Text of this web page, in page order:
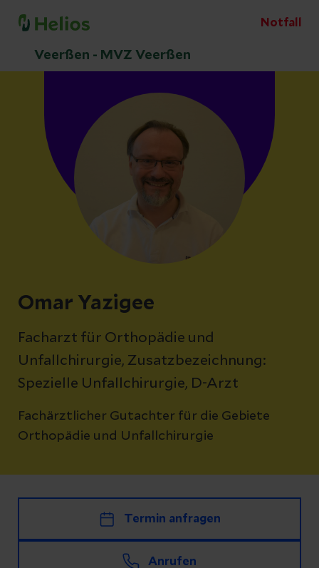
Notfall
Veerßen - MVZ Veerßen
Omar Yazigee
Facharzt für Orthopädie und
Unfallchirurgie, Zusatzbezeichnung:
Spezielle Unfallchirurgie, D-Arzt
Fachärztlicher Gutachter für die Gebiete
Orthopädie und Unfallchirurgie
Termin anfragen
Anrufen